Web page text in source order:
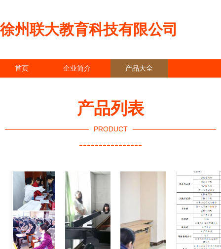
徐州联大教育科技有限公司
首页 企业简介 产品大全
产品列表
PRODUCT
----------------